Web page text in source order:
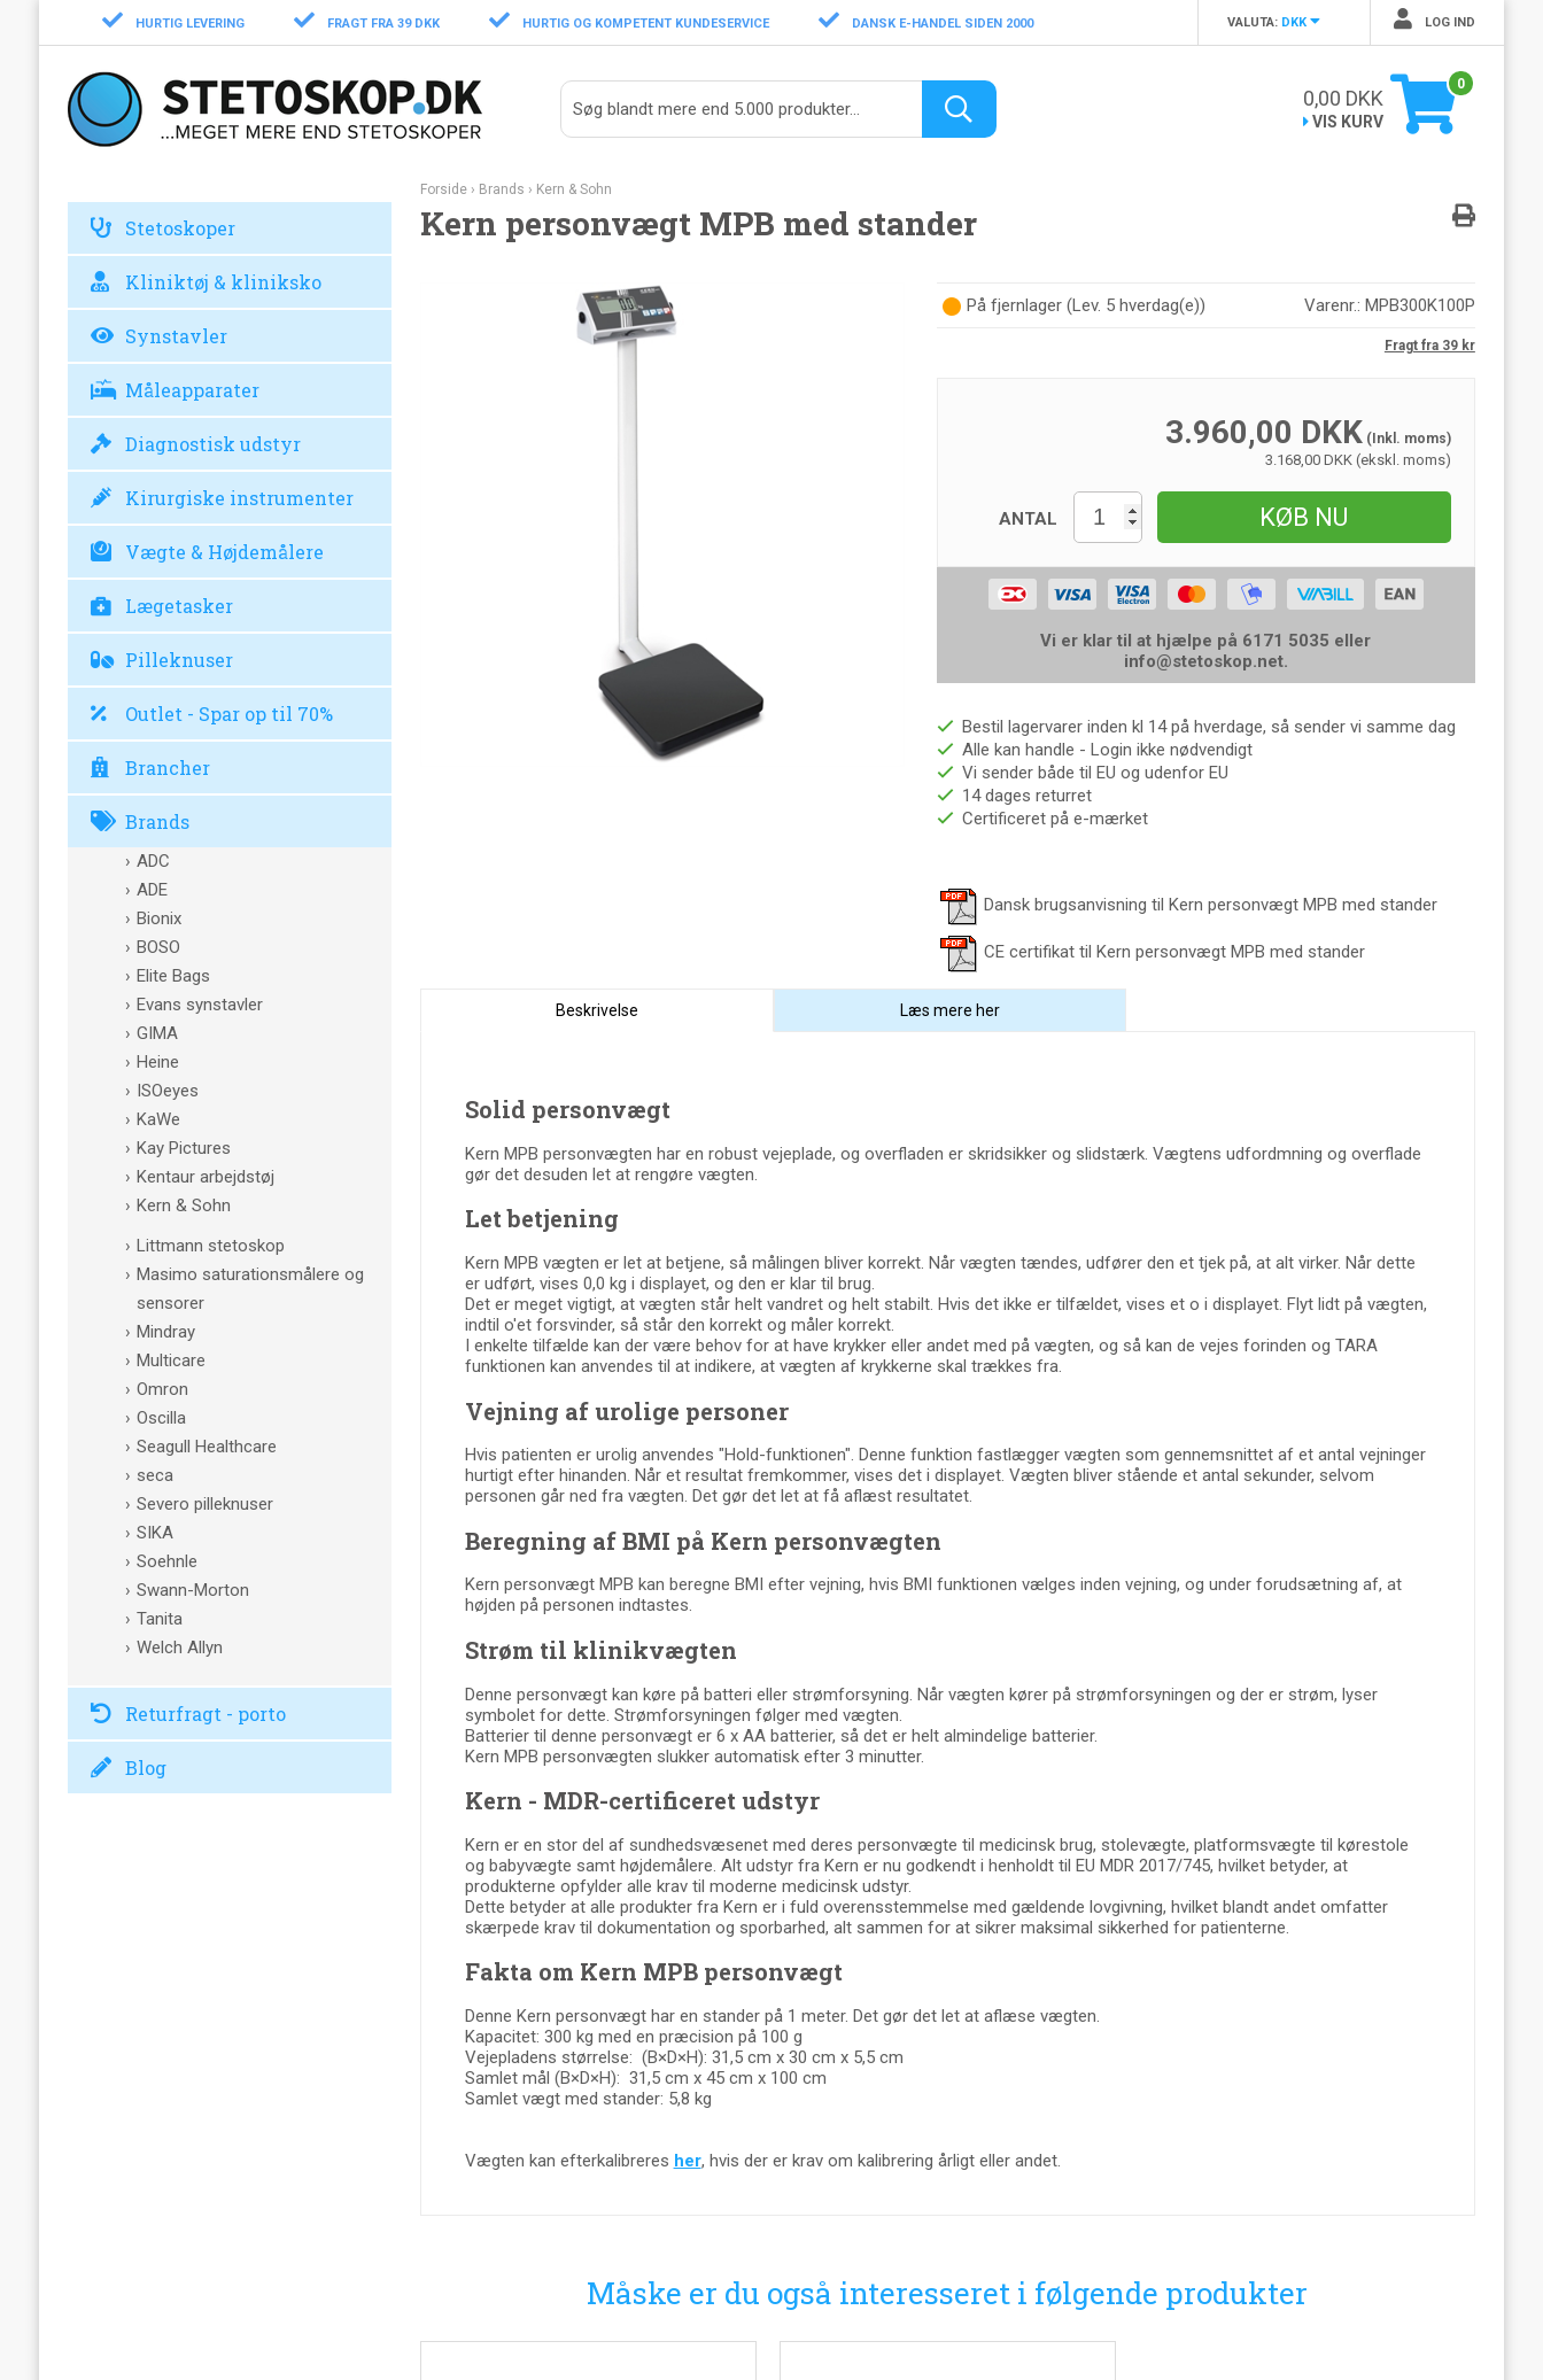
HURTIG LEVERING FRAGT FRA 39 DKK HURTIG OG KOMPETENT KUNDESERVICE DANSK E-HANDEL SIDEN 2000 LOG IND
VALUTA: DKK
0
0,00 DKK
VIS KURV
Stetoskoper
Kliniktøj & kliniksko
Synstavler
Måleapparater
Diagnostisk udstyr
Kirurgiske instrumenter
Vægte & Højdemålere
Lægetasker
Pilleknuser
Outlet - Spar op til 70%
Brancher
Brands
ADC
ADE
Bionix
BOSO
Elite Bags
Evans synstavler
GIMA
Heine
ISOeyes
KaWe
Kay Pictures
Kentaur arbejdstøj
Kern & Sohn
Littmann stetoskop
Masimo saturationsmålere og
sensorer
Mindray
Multicare
Omron
Oscilla
Seagull Healthcare
seca
Severo pilleknuser
SIKA
Soehnle
Swann-Morton
Tanita
Welch Allyn
Returfragt - porto
Blog
Forside› Brands › Kern & Sohn
Kern personvægt MPB med stander
På fjernlager(Lev. 5 hverdag(e)) Varenr.: MPB300K100P
Fragt fra 39 kr
3.960,00 DKK (Inkl. moms)
3.168,00 DKK (ekskl. moms)
ANTAL KØB NU
Vi er klar til at hjælpe på 6171 5035 eller
info@stetoskop.net.
Bestil lagervarer inden kl 14 på hverdage, så sender vi samme dag
Alle kan handle - Login ikke nødvendigt
Vi sender både til EU og udenfor EU
14 dages returret
Certificeret på e-mærket
Dansk brugsanvisning til Kern personvægt MPB med stander
CE certifikat til Kern personvægt MPB med stander
Beskrivelse Læs mere her
Solid personvægt
Kern MPB personvægten har en robust vejeplade, og overfladen er skridsikker og slidstærk. Vægtens udfordmning og overflade
gør det desuden let at rengøre vægten.
Let betjening
Kern MPB vægten er let at betjene, så målingen bliver korrekt. Når vægten tændes, udfører den et tjek på, at alt virker. Når dette
er udført, vises 0,0 kg i displayet, og den er klar til brug.
Det er meget vigtigt, at vægten står helt vandret og helt stabilt. Hvis det ikke er tilfældet, vises et o i displayet. Flyt lidt på vægten,
indtil o'et forsvinder, så står den korrekt og måler korrekt.
I enkelte tilfælde kan der være behov for at have krykker eller andet med på vægten, og så kan de vejes forinden og TARA
funktionen kan anvendes til at indikere, at vægten af krykkerne skal trækkes fra.
Vejning af urolige personer
Hvis patienten er urolig anvendes "Hold-funktionen". Denne funktion fastlægger vægten som gennemsnittet af et antal vejninger
hurtigt efter hinanden. Når et resultat fremkommer, vises det i displayet. Vægten bliver stående et antal sekunder, selvom
personen går ned fra vægten. Det gør det let at få aflæst resultatet.
Beregning af BMI på Kern personvægten
Kern personvægt MPB kan beregne BMI efter vejning, hvis BMI funktionen vælges inden vejning, og under forudsætning af, at
højden på personen indtastes.
Strøm til klinikvægten
Denne personvægt kan køre på batteri eller strømforsyning. Når vægten kører på strømforsyningen og der er strøm, lyser
symbolet for dette. Strømforsyningen følger med vægten.
Batterier til denne personvægt er 6 x AA batterier, så det er helt almindelige batterier.
Kern MPB personvægten slukker automatisk efter 3 minutter.
Kern - MDR-certificeret udstyr
Kern er en stor del af sundhedsvæsenet med deres personvægte til medicinsk brug, stolevægte, platformsvægte til kørestole
og babyvægte samt højdemålere. Alt udstyr fra Kern er nu godkendt i henholdt til EU MDR 2017/745, hvilket betyder, at
produkterne opfylder alle krav til moderne medicinsk udstyr.
Dette betyder at alle produkter fra Kern er i fuld overensstemmelse med gældende lovgivning, hvilket blandt andet omfatter
skærpede krav til dokumentation og sporbarhed, alt sammen for at sikrer maksimal sikkerhed for patienterne.
Fakta om Kern MPB personvægt
Denne Kern personvægt har en stander på 1 meter. Det gør det let at aflæse vægten.
Kapacitet: 300 kg med en præcision på 100 g
Vejepladens størrelse: (B×D×H): 31,5 cm x 30 cm x 5,5 cm
Samlet mål (B×D×H): 31,5 cm x 45 cm x 100 cm
Samlet vægt med stander: 5,8 kg
Vægten kan efterkalibreres her, hvis der er krav om kalibrering årligt eller andet.
Måske er du også interesseret i følgende produkter